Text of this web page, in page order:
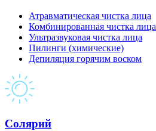
Атравматическая чистка лица
Комбинированная чистка лица
Ультразвуковая чистка лица
Пилинги (химические)
Депиляция горячим воском
Солярий